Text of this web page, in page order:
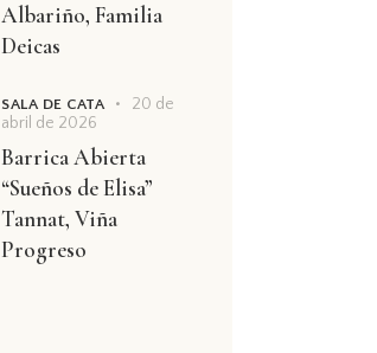
Albariño, Familia
Deicas
SALA DE CATA
20 de
abril de 2026
Barrica Abierta
“Sueños de Elisa”
Tannat, Viña
Progreso